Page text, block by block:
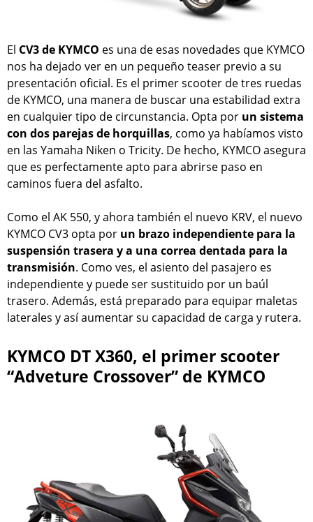
El CV3 de KYMCO es una de esas novedades que KYMCO
nos ha dejado ver en un pequeño teaser previo a su
presentación oficial. Es el primer scooter de tres ruedas
de KYMCO, una manera de buscar una estabilidad extra
en cualquier tipo de circunstancia. Opta por un sistema
con dos parejas de horquillas, como ya habíamos visto
en las Yamaha Niken o Tricity. De hecho, KYMCO asegura
que es perfectamente apto para abrirse paso en
caminos fuera del asfalto.
Como el AK 550, y ahora también el nuevo KRV, el nuevo
KYMCO CV3 opta por un brazo independiente para la
suspensión trasera y a una correa dentada para la
transmisión. Como ves, el asiento del pasajero es
independiente y puede ser sustituido por un baúl
trasero. Además, está preparado para equipar maletas
laterales y así aumentar su capacidad de carga y rutera.
KYMCO DT X360, el primer scooter
“Adveture Crossover” de KYMCO